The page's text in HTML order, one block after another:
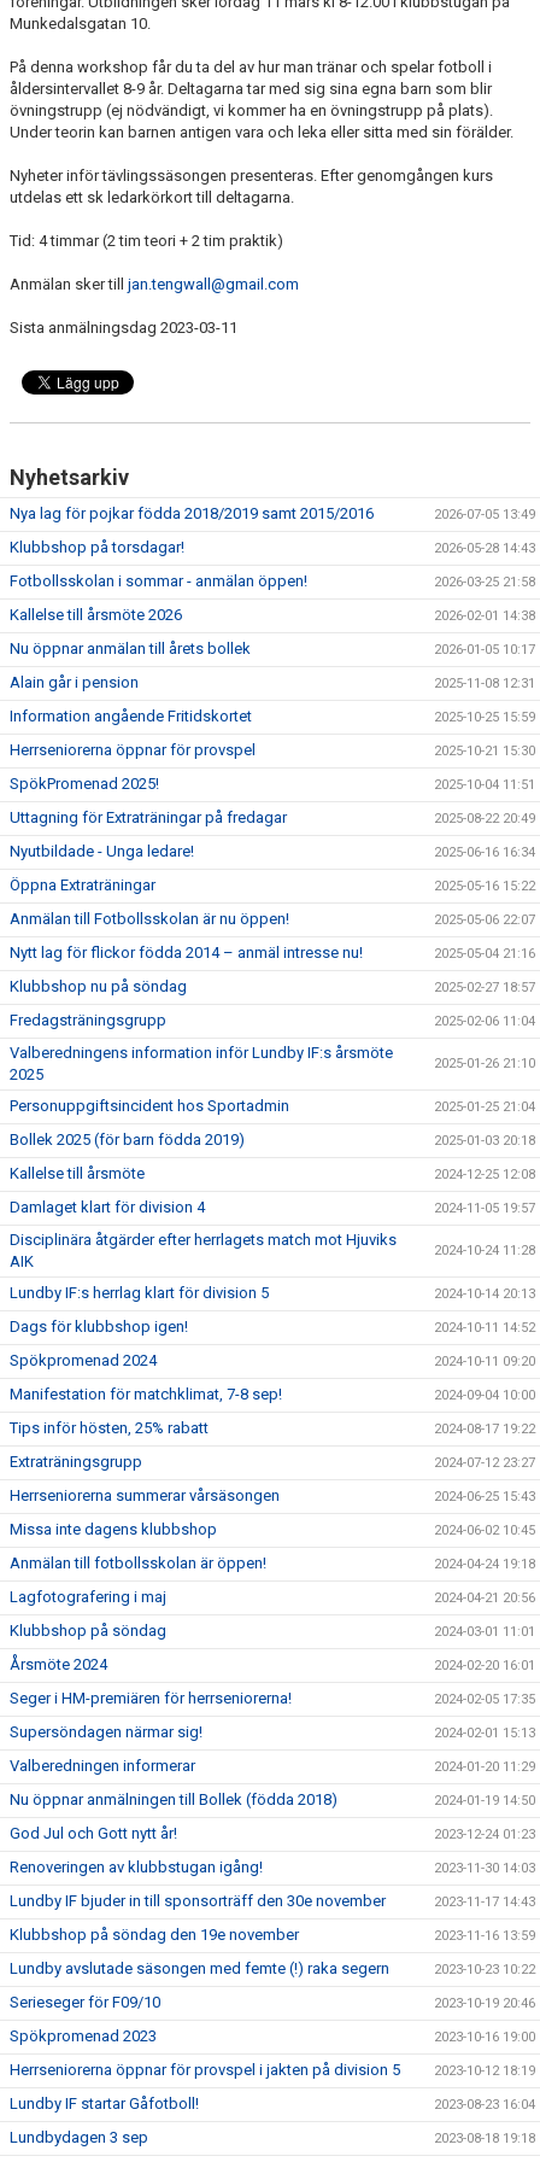
FÖRENINGSAKTIVITETER
OM KLUBBEN
SAMARBETSPARTNERS
KONTAKT
Munkedalsgatan 10.
På denna workshop får du ta del av hur man tränar och spelar fotboll i
åldersintervallet 8-9 år. Deltagarna tar med sig sina egna barn som blir
övningstrupp (ej nödvändigt, vi kommer ha en övningstrupp på plats).
Under teorin kan barnen antigen vara och leka eller sitta med sin förälder.
Nyheter inför tävlingssäsongen presenteras. Efter genomgången kurs
utdelas ett sk ledarkörkort till deltagarna.
Tid: 4 timmar (2 tim teori + 2 tim praktik)
Anmälan sker till jan.tengwall@gmail.com
Sista anmälningsdag 2023-03-11
Nyhetsarkiv
Nya lag för pojkar födda 2018/2019 samt 2015/2016 2026-07-05 13:49
Klubbshop på torsdagar! 2026-05-28 14:43
Fotbollsskolan i sommar - anmälan öppen! 2026-03-25 21:58
Kallelse till årsmöte 2026 2026-02-01 14:38
Nu öppnar anmälan till årets bollek 2026-01-05 10:17
Alain går i pension 2025-11-08 12:31
Information angående Fritidskortet 2025-10-25 15:59
Herrseniorerna öppnar för provspel 2025-10-21 15:30
SpökPromenad 2025! 2025-10-04 11:51
Uttagning för Extraträningar på fredagar 2025-08-22 20:49
Nyutbildade - Unga ledare! 2025-06-16 16:34
Öppna Extraträningar 2025-05-16 15:22
Anmälan till Fotbollsskolan är nu öppen! 2025-05-06 22:07
Nytt lag för flickor födda 2014 – anmäl intresse nu! 2025-05-04 21:16
Klubbshop nu på söndag 2025-02-27 18:57
Fredagsträningsgrupp 2025-02-06 11:04
Valberedningens information inför Lundby IF:s årsmöte
2025
2025-01-26 21:10
Personuppgiftsincident hos Sportadmin 2025-01-25 21:04
Bollek 2025 (för barn födda 2019) 2025-01-03 20:18
Kallelse till årsmöte 2024-12-25 12:08
Damlaget klart för division 4 2024-11-05 19:57
Disciplinära åtgärder efter herrlagets match mot Hjuviks
AIK
2024-10-24 11:28
Lundby IF:s herrlag klart för division 5 2024-10-14 20:13
Dags för klubbshop igen! 2024-10-11 14:52
Spökpromenad 2024 2024-10-11 09:20
Manifestation för matchklimat, 7-8 sep! 2024-09-04 10:00
Tips inför hösten, 25% rabatt 2024-08-17 19:22
Extraträningsgrupp 2024-07-12 23:27
Herrseniorerna summerar vårsäsongen 2024-06-25 15:43
Missa inte dagens klubbshop 2024-06-02 10:45
Anmälan till fotbollsskolan är öppen! 2024-04-24 19:18
Lagfotografering i maj 2024-04-21 20:56
Klubbshop på söndag 2024-03-01 11:01
Årsmöte 2024 2024-02-20 16:01
Seger i HM-premiären för herrseniorerna! 2024-02-05 17:35
Supersöndagen närmar sig! 2024-02-01 15:13
Valberedningen informerar 2024-01-20 11:29
Nu öppnar anmälningen till Bollek (födda 2018) 2024-01-19 14:50
God Jul och Gott nytt år! 2023-12-24 01:23
Renoveringen av klubbstugan igång! 2023-11-30 14:03
Lundby IF bjuder in till sponsorträff den 30e november 2023-11-17 14:43
Klubbshop på söndag den 19e november 2023-11-16 13:59
Lundby avslutade säsongen med femte (!) raka segern 2023-10-23 10:22
Serieseger för F09/10 2023-10-19 20:46
Spökpromenad 2023 2023-10-16 19:00
Herrseniorerna öppnar för provspel i jakten på division 5 2023-10-12 18:19
Lundby IF startar Gåfotboll! 2023-08-23 16:04
Lundbydagen 3 sep 2023-08-18 19:18